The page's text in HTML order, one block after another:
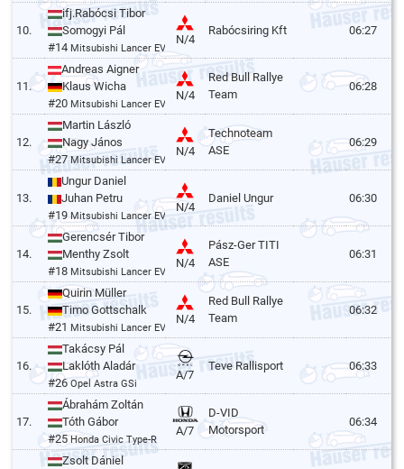
10.
ifj.Rabócsi Tibor
Somogyi Pál
#14 Mitsubishi Lancer EVO VI
N/4
Rabócsiring Kft 06:27
11.
Andreas Aigner
Klaus Wicha
#20 Mitsubishi Lancer EVO VI
N/4
Red Bull Rallye
Team
06:28
12.
Martin László
Nagy János
#27Mitsubishi Lancer EVO VI
N/4
Technoteam
ASE
06:29
13.
Ungur Daniel
Juhan Petru
#19Mitsubishi Lancer EVO VI
N/4
Daniel Ungur 06:30
14.
Gerencsér Tibor
Menthy Zsolt
#18 Mitsubishi Lancer EVO VII
N/4
Pász-Ger TITI
ASE
06:31
15.
Quirin Müller
Timo Gottschalk
#21 Mitsubishi Lancer EVO VI
N/4
Red Bull Rallye
Team
06:32
16.
Takácsy Pál
Laklóth Aladár
#26Opel Astra GSi
A/7
Teve Rallisport 06:33
17.
Ábrahám Zoltán
Tóth Gábor
#25Honda Civic Type-R
A/7
D-VID
Motorsport
06:34
Zsolt Dániel